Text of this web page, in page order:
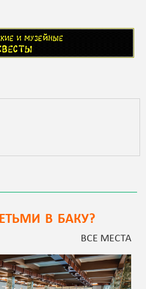
В БАКУ?
ВСЕ МЕСТА